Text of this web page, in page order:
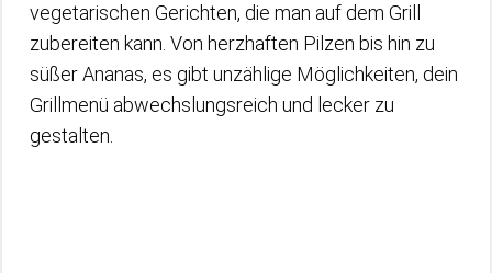
vegetarischen Gerichten, die man auf dem Grill
zubereiten kann. Von herzhaften Pilzen bis hin zu
süßer Ananas, es gibt unzählige Möglichkeiten, dein
Grillmenü abwechslungsreich und lecker zu
gestalten.